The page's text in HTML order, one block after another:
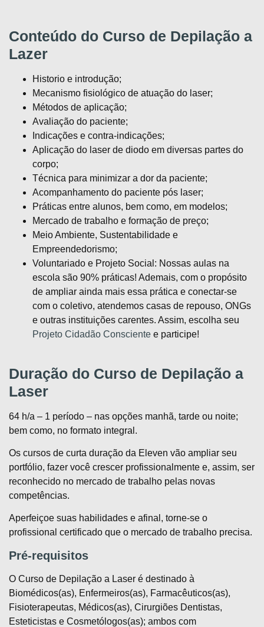
Conteúdo do Curso de Depilação a
Lazer
Historio e introdução;
Mecanismo fisiológico de atuação do laser;
Métodos de aplicação;
Avaliação do paciente;
Indicações e contra-indicações;
Aplicação do laser de diodo em diversas partes do
corpo;
Técnica para minimizar a dor da paciente;
Acompanhamento do paciente pós laser;
Práticas entre alunos, bem como, em modelos;
Mercado de trabalho e formação de preço;
Meio Ambiente, Sustentabilidade e
Empreendedorismo;
Voluntariado e Projeto Social: Nossas aulas na
escola são 90% práticas! Ademais, com o propósito
de ampliar ainda mais essa prática e conectar-se
com o coletivo, atendemos casas de repouso, ONGs
e outras instituições carentes. Assim, escolha seu
Projeto Cidadão Consciente e participe!
Duração do Curso de Depilação a
Laser
64 h/a – 1 período – nas opções manhã, tarde ou noite;
bem como, no formato integral.
Os cursos de curta duração da Eleven vão ampliar seu
portfólio, fazer você crescer profissionalmente e, assim, ser
reconhecido no mercado de trabalho pelas novas
competências.
Aperfeiçoe suas habilidades e afinal, torne-se o
profissional certificado que o mercado de trabalho precisa.
Pré-requisitos
O Curso de Depilação a Laser é destinado à
Biomédicos(as), Enfermeiros(as), Farmacêuticos(as),
Fisioterapeutas, Médicos(as), Cirurgiões Dentistas,
Esteticistas e Cosmetólogos(as); ambos com